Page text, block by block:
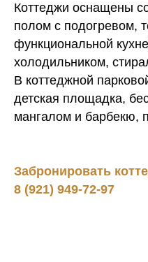
Коттеджи оснащены
полом с подогревом,
функциональной
холодильником,
В коттеджной
детская площадка,
мангалом и барбекю,
Забронировать
8 (921) 949-72-97